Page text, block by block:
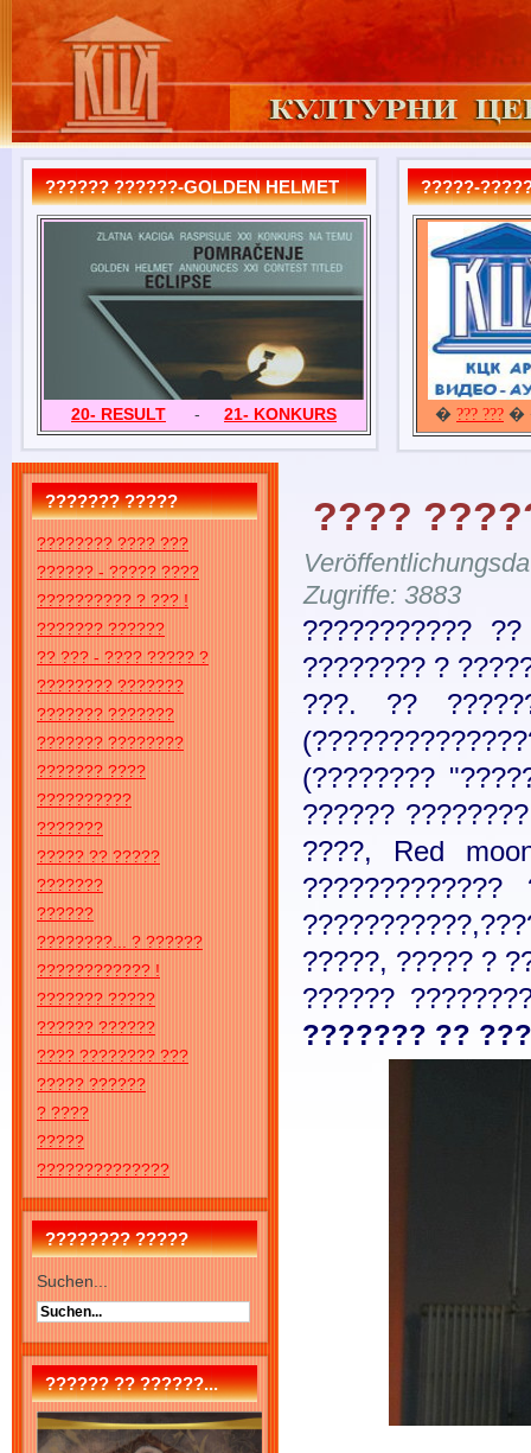
?????? ??????-GOLDEN HELMET
20- RESULT - 21- KONKURS
?????-
� ??? ??? �
??????? ?????
???????? ???? ???
?????? - ????? ????
?????????? ? ??? !
??????? ??????
?? ??? - ???? ????? ?
???????? ???????
??????? ???????
??????? ????????
??????? ????
??????????
???????
????? ?? ?????
???????
??????
????????... ? ??????
???????????? !
??????? ?????
?????? ??????
???? ???????? ???
????? ??????
? ????
?????
??????????????
???????? ?????
Suchen...
?????? ?? ??????...
????
Zugriffe: 3883
???????????
???????? ?
???. ??
(????????
??????
????, Red
?????, ????? ?
??????
??????? ??